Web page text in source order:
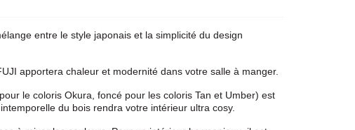
entre le style japonais et la simplicité du design
apportera chaleur et modernité dans votre salle à manger.
le coloris Okura, foncé pour les coloris Tan et Umber) est
du bois rendra votre intérieur ultra cosy.